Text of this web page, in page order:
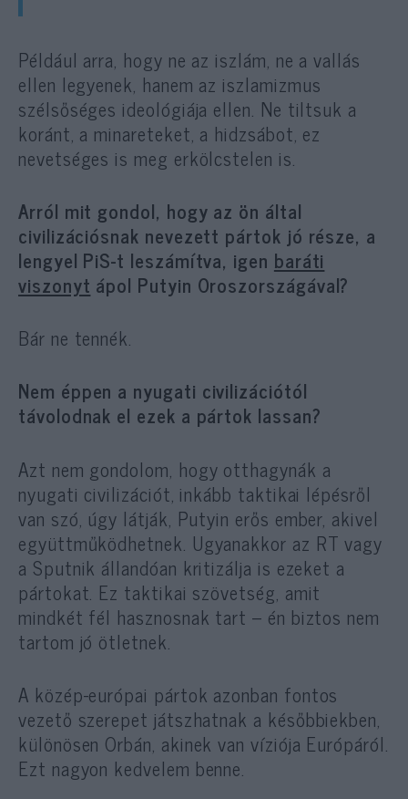
Például arra, hogy ne az iszlám, ne a vallás
ellen legyenek, hanem az iszlamizmus
szélsőséges ideológiája ellen. Ne tiltsuk a
koránt, a minareteket, a hidzsábot, ez
nevetséges is meg erkölcstelen is.
Arról mit gondol, hogy az ön által
civilizációsnak nevezett pártok jó része, a
lengyel PiS-t leszámítva, igen baráti
viszonyt ápol Putyin Oroszországával?
Bár ne tennék.
Nem éppen a nyugati civilizációtól
távolodnak el ezek a pártok lassan?
Azt nem gondolom, hogy otthagynák a
nyugati civilizációt, inkább taktikai lépésről
van szó, úgy látják, Putyin erős ember, akivel
együttműködhetnek. Ugyanakkor az RT vagy
a Sputnik állandóan kritizálja is ezeket a
pártokat. Ez taktikai szövetség, amit
mindkét fél hasznosnak tart – én biztos nem
tartom jó ötletnek.
A közép-európai pártok azonban fontos
vezető szerepet játszhatnak a későbbiekben,
különösen Orbán, akinek van víziója Európáról.
Ezt nagyon kedvelem benne.